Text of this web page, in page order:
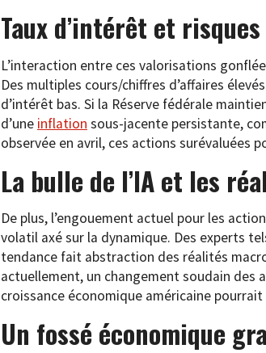
Taux d’intérêt et
L’interaction entre ces valorisations
Des multiples cours/chiffres d’affaires
d’intérêt bas. Si la Réserve fédérale
d’une inflation sous-jacente persistante,
observée en avril, ces actions surévaluées
La bulle de l’IA et les
De plus, l’engouement actuel pour les
volatil axé sur la dynamique. Des experts
tendance fait abstraction des réalités
actuellement, un changement soudain des
croissance économique américaine
Un fossé économique